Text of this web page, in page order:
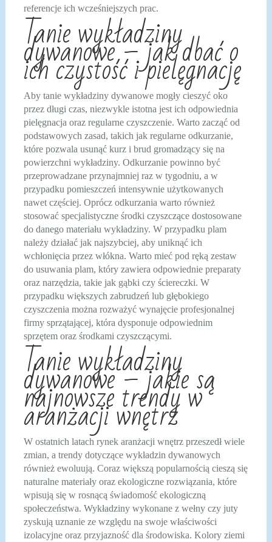
referencje ich wcześniejszych prac.
Tanie wykładziny
dywanowe – jak dbać o
ich czystość i pielęgnację
Aby tanie wykładziny dywanowe mogły cieszyć oko
przez długi czas, niezwykle istotna jest ich odpowiednia
pielęgnacja oraz regularne czyszczenie. Warto zacząć od
podstawowych zasad, takich jak regularne odkurzanie,
które pozwala usunąć kurz i brud gromadzący się na
powierzchni wykładziny. Odkurzanie powinno być
przeprowadzane przynajmniej raz w tygodniu, a w
przypadku pomieszczeń intensywnie użytkowanych
nawet częściej. Oprócz odkurzania warto również
stosować specjalistyczne środki czyszczące dostosowane
do danego materiału wykładziny. W przypadku plam
należy działać jak najszybciej, aby uniknąć ich
wchłonięcia przez włókna. Warto mieć pod ręką zestaw
do usuwania plam, który zawiera odpowiednie preparaty
oraz narzędzia, takie jak gąbki czy ściereczki. W
przypadku większych zabrudzeń lub głębokiego
czyszczenia można rozważyć wynajęcie profesjonalnej
firmy sprzątającej, która dysponuje odpowiednim
sprzętem oraz środkami czyszczącymi.
Tanie wykładziny
dywanowe – jakie są
najnowsze trendy w
aranżacji wnętrz
W ostatnich latach rynek aranżacji wnętrz przeszedł wiele
zmian, a trendy dotyczące wykładzin dywanowych
również ewoluują. Coraz większą popularnością cieszą się
naturalne materiały oraz ekologiczne rozwiązania, które
wpisują się w rosnącą świadomość ekologiczną
społeczeństwa. Wykładziny wykonane z wełny czy juty
zyskują uznanie ze względu na swoje właściwości
izolacyjne oraz przyjazność dla środowiska. Kolory ziemi